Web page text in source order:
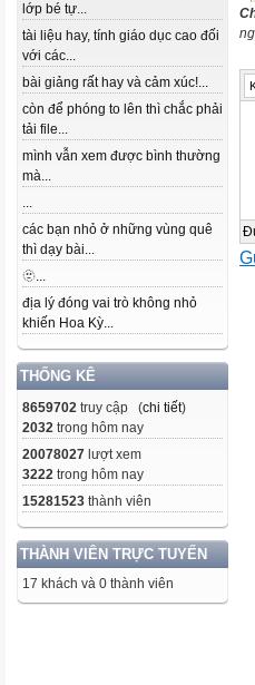
lớp bé tự...
tài liệu hay, tính giáo dục cao đối
với các...
bài giảng rất hay và cảm xúc!...
còn để phóng to lên thì chắc phải
tải file...
mình vẫn xem được bình thường
mà...
...
các bạn nhỏ ở những vùng quê
thì dạy bài...
🫥...
địa lý đóng vai trò không nhỏ
khiến Hoa Kỳ...
THỐNG KÊ
8659702 truy cập (chi tiết)
2032 trong hôm nay
20078027 lượt xem
3222 trong hôm nay
15281523 thành viên
THÀNH VIÊN TRỰC TUYẾN
17 khách và 0 thành viên